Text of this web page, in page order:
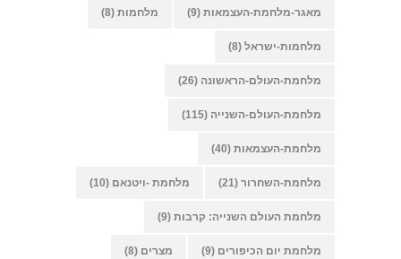
מאגר-מלחמת-העצמאות (9) מלחמות (8)
מלחמות-ישראל (8)
מלחמת-העולם-הראשונה (26)
מלחמת-העולם-השנייה (115)
מלחמת-העצמאות (40)
מלחמת-השחרור (21) מלחמת -ויטנאם (10)
מלחמת העולם השנייה: קרבות (9)
מלחמת יום הכיפורים (9) מצרים (8)